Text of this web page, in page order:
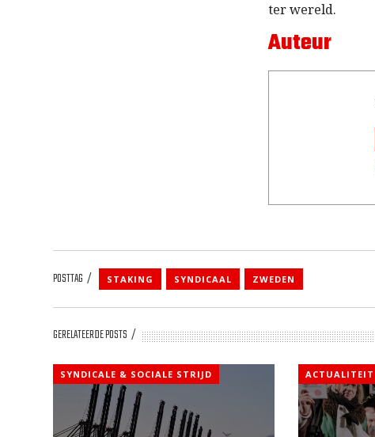
ter wereld.
Auteur
POSTTAG STAKING SYNDICAAL ZWEDEN
GERELATEERDE POSTS
SYNDICALE & SOCIALE STRIJD ACTUALITEIT